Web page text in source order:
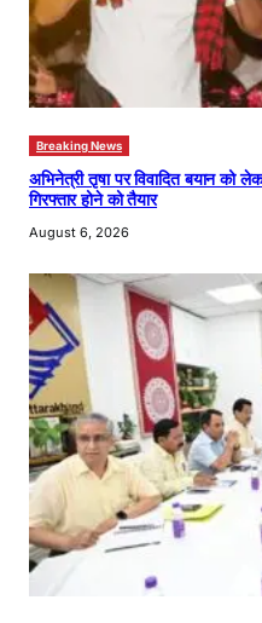
Breaking News
अभिनेत्री तृषा पर विवादित बयान को
गिरफ्तार होने को तैयार
August 6, 2026